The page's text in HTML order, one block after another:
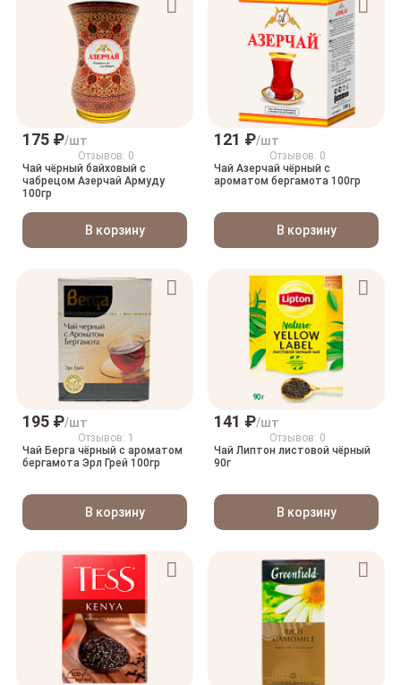
175 ₽/шт
Отзывов: 0
Чай чёрный байховый с
чабрецом Азерчай Армуду
100гр
В корзину
121 ₽/шт
Отзывов: 0
Чай Азерчай чёрный с
ароматом бергамота 100гр
В корзину
195 ₽/шт
Отзывов: 1
Чай Берга чёрный с ароматом
бергамота Эрл Грей 100гр
В корзину
141 ₽/шт
Отзывов: 0
Чай Липтон листовой чёрный
90г
В корзину